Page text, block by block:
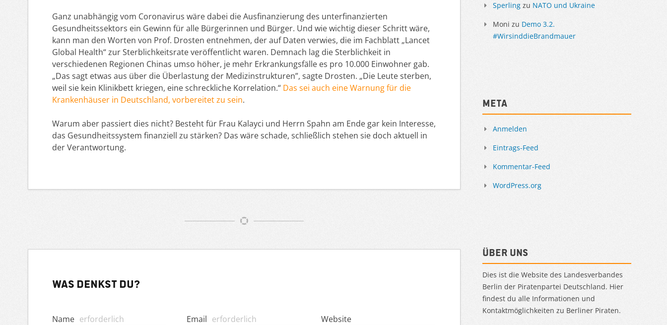
Ganz unabhängig vom Coronavirus wäre dabei die Ausfinanzierung des unterfinanzierten
Gesundheitssektors ein Gewinn für alle Bürgerinnen und Bürger. Und wie wichtig dieser Schritt wäre,
kann man den Worten von Prof. Drosten entnehmen, der auf Daten verwies, die im Fachblatt „Lancet
Global Health“ zur Sterblichkeitsrate veröffentlicht waren. Demnach lag die Sterblichkeit in
verschiedenen Regionen Chinas umso höher, je mehr Erkrankungsfälle es pro 10.000 Einwohner gab.
„Das sagt etwas aus über die Überlastung der Medizinstrukturen”, sagte Drosten. „Die Leute sterben,
weil sie kein Klinikbett kriegen, eine schreckliche Korrelation.“ Das sei auch eine Warnung für die
Krankenhäuser in Deutschland, vorbereitet zu sein.
Warum aber passiert dies nicht? Besteht für Frau Kalayci und Herrn Spahn am Ende gar kein Interesse,
das Gesundheitssystem finanziell zu stärken? Das wäre schade, schließlich stehen sie doch aktuell in
der Verantwortung.
Was denkst du?
Name erforderlich Email erforderlich Website
Sperling zu NATO und Ukraine
Moni zu Demo 3.2.
#WirsinddieBrandmauer
Meta
Anmelden
Eintrags-Feed
Kommentar-Feed
WordPress.org
Über uns
Dies ist die Website des Landesverbandes
Berlin der Piratenpartei Deutschland. Hier
findest du alle Informationen und
Kontaktmöglichkeiten zu Berliner Piraten.